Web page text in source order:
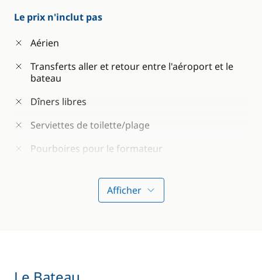
Le prix n'inclut pas
Aérien
Transferts aller et retour entre l'aéroport et le
bateau
Dîners libres
Serviettes de toilette/plage
Pourboires pour le formateur
Afficher